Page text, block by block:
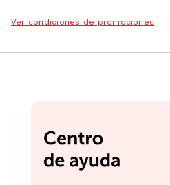
Ver condiciones de promociones